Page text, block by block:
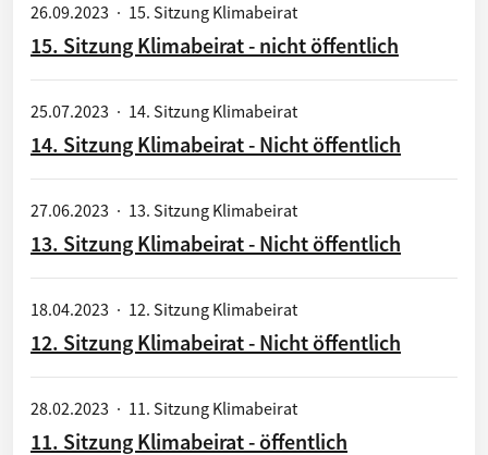
26.09.2023 · 15. Sitzung Klimabeirat
15. Sitzung Klimabeirat - nicht öffentlich
25.07.2023 · 14. Sitzung Klimabeirat
14. Sitzung Klimabeirat - Nicht öffentlich
27.06.2023 · 13. Sitzung Klimabeirat
13. Sitzung Klimabeirat - Nicht öffentlich
18.04.2023 · 12. Sitzung Klimabeirat
12. Sitzung Klimabeirat - Nicht öffentlich
28.02.2023 · 11. Sitzung Klimabeirat
11. Sitzung Klimabeirat - öffentlich